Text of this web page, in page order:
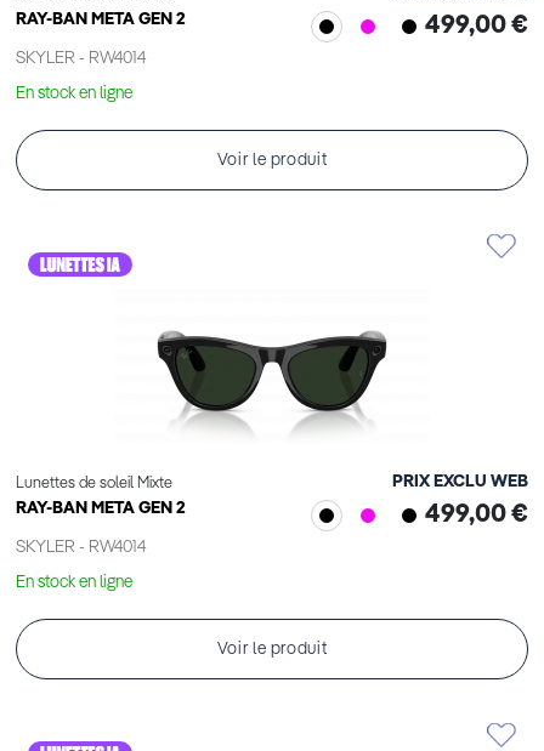
RAY-BAN META GEN 2
SKYLER - RW4014
499,00 €
En stock en ligne
Voir le produit
Lunettes de soleil Mixte
RAY-BAN META GEN 2
SKYLER - RW4014
PRIX EXCLU WEB
499,00 €
En stock en ligne
Voir le produit